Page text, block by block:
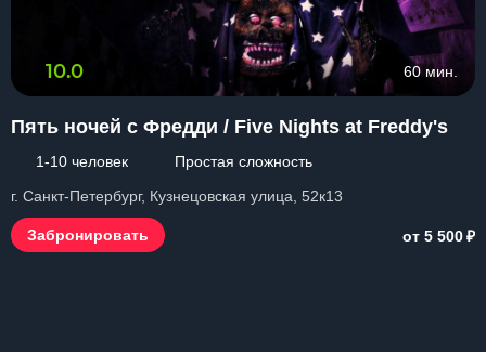
10.0 60 мин.
Пять ночей с Фредди / Five Nights at Freddy's
1-10 человек
Простая сложность
г. Санкт-Петербург, Кузнецовская улица, 52к13
Забронировать от 5 500₽